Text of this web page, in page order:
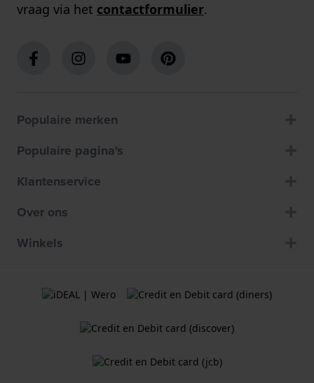
vraag via het contactformulier.
Populaire merken
Populaire pagina's
Klantenservice
Over ons
Winkels